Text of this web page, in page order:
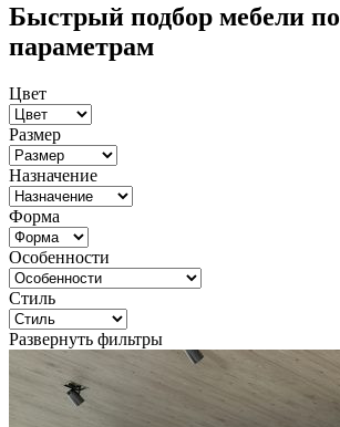
Быстрый подбор мебели по
параметрам
Цвет
Размер
Назначение
Форма
Особенности
Стиль
Развернуть фильтры